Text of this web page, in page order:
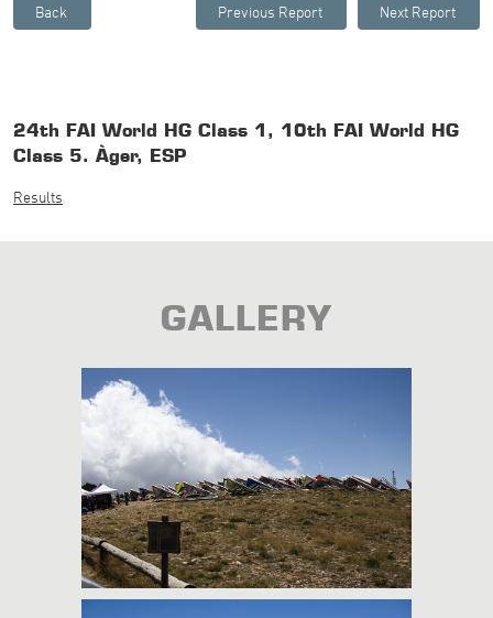
24th FAI World HG Class 1, 10th FAI World HG
Class 5. Àger, ESP
Results
GALLERY